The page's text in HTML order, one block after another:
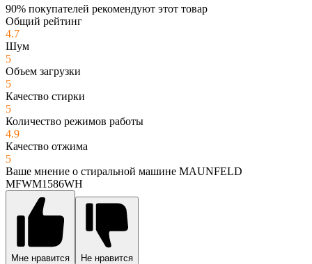
90% покупателей рекомендуют этот товар
Общий рейтинг
4.7
Шум
5
Объем загрузки
5
Качество стирки
5
Количество режимов работы
4.9
Качество отжима
5
Ваше мнение о стиральной машине MAUNFELD
MFWM1586WH
Мне нравится Не нравится